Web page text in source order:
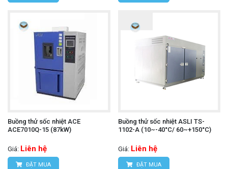
Buồng thử sốc nhiệt ACE
ACE7010Q-15 (87kW)
Giá: Liên hệ
ĐẶT MUA
Buồng thử sốc nhiệt ASLI TS-
1102-A (10~-40°C/ 60~+150°C)
Giá: Liên hệ
ĐẶT MUA